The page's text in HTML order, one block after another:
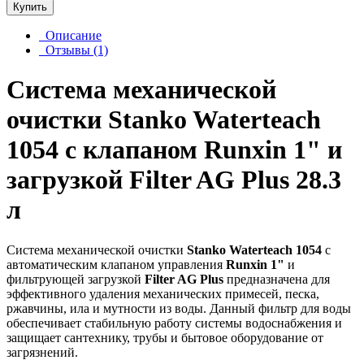
Купить
Описание
Отзывы (1)
Система механической
очистки Stanko Waterteach
1054 с клапаном Runxin 1" и
загрузкой Filter AG Plus 28.3
л
Система механической очистки Stanko Waterteach 1054 с
автоматическим клапаном управления Runxin 1" и
фильтрующей загрузкой Filter AG Plus предназначена для
эффективного удаления механических примесей, песка,
ржавчины, ила и мутности из воды. Данный фильтр для воды
обеспечивает стабильную работу системы водоснабжения и
защищает сантехнику, трубы и бытовое оборудование от
загрязнений.